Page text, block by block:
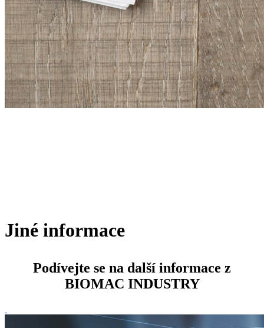
Jiné informace
Podívejte se na další informace z
BIOMAC INDUSTRY